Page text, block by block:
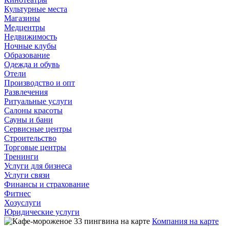
Культурные места
Магазины
Медцентры
Недвижимость
Ночные клубы
Образование
Одежда и обувь
Отели
Производство и опт
Развлечения
Ритуальные услуги
Салоны красоты
Сауны и бани
Сервисные центры
Строительство
Торговые центры
Тренинги
Услуги для бизнеса
Услуги связи
Финансы и страхование
Фитнес
Хозуслуги
Юридические услуги
Компания на карте